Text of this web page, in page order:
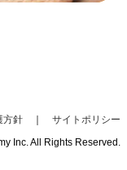
方針 ｜ サイトポリシー
Inc. All Rights Reserved.